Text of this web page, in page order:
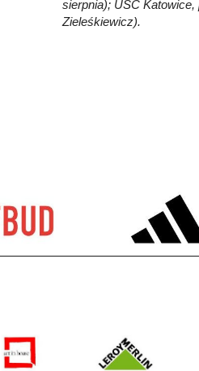
sierpnia); USC Katowice,
Zieleśkiewicz).